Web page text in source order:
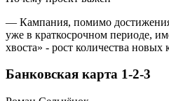
— Кампания, помимо достижения
уже в краткосрочном периоде,
хвоста» - рост количества
Банковская карта 1-2-3